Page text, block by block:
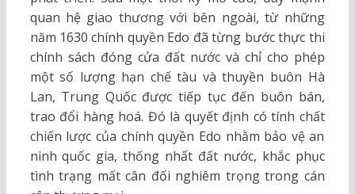
quan hệ giao thương với bên ngoài, từ những
năm 1630 chính quyền Edo đã từng bước thực thi
chính sách đóng cửa đất nước và chỉ cho phép
một số lượng hạn chế tàu và thuyền buôn Hà
Lan, Trung Quốc được tiếp tục đến buôn bán,
trao đổi hàng hoá. Đó là quyết định có tính chất
chiến lược của chính quyền Edo nhằm bảo vệ an
ninh quốc gia, thống nhất đất nước, khắc phục
tình trạng mất cân đối nghiêm trọng trong cán